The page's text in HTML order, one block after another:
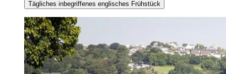
Tägliches inbegriffenes englisches Frühstück